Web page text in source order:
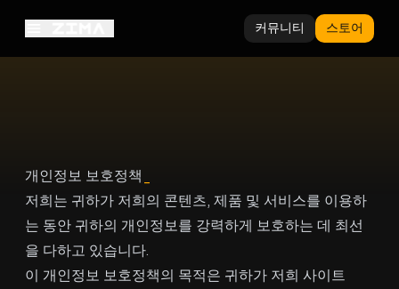
커뮤니티 스토어
개인정보 보호정책
저희는 귀하가 저희의 콘텐츠, 제품 및 서비스를 이용하
는 동안 귀하의 개인정보를 강력하게 보호하는 데 최선
을 다하고 있습니다.
이 개인정보 보호정책의 목적은 귀하가 저희 사이트